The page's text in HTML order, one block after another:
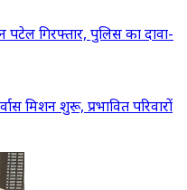
गिरफ्तार, पुलिस का दावा-
मिशन शुरू, प्रभावित परिवारों